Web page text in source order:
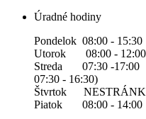
Úradné hodiny
Pondelok 08:00 - 15:30
Utorok 08:00 - 12:00
Streda 07:30 -
07:30 - 16:30)
Štvrtok
Piatok 08:00 - 14:00